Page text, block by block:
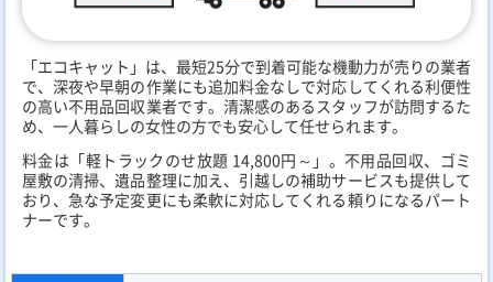
「エコキャット」は、最短25分で到着可能な機動力が売りの業者
で、深夜や早朝の作業にも追加料金なしで対応してくれる利便性
の高い不用品回収業者です。清潔感のあるスタッフが訪問するた
め、一人暮らしの女性の方でも安心して任せられます。
料金は「軽トラックのせ放題 14,800円～」。不用品回収、ゴミ
屋敷の清掃、遺品整理に加え、引越しの補助サービスも提供して
おり、急な予定変更にも柔軟に対応してくれる頼りになるパート
ナーです。